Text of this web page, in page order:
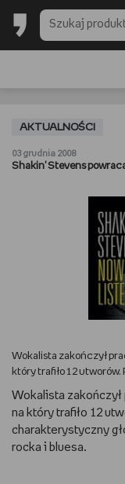
BACK TO SCHOOL
SŁUCHAM
BACK TO SCHOOL
PREZENTOWNIKI
DBAM O URODĘ
TRENUJĘ
AKTUALNOŚCI
03 grudnia 2008
Shakin' Stevens
Wokalista zakończył
który trafiło 12 utworów.
Wokalista zakończył
na który trafiło 12
charakterystyczny
rocka i bluesa.